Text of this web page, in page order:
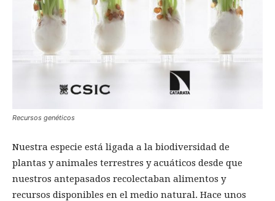
Recursos genéticos
Nuestra especie está ligada a la biodiversidad de
plantas y animales terrestres y acuáticos desde que
nuestros antepasados recolectaban alimentos y
recursos disponibles en el medio natural. Hace unos